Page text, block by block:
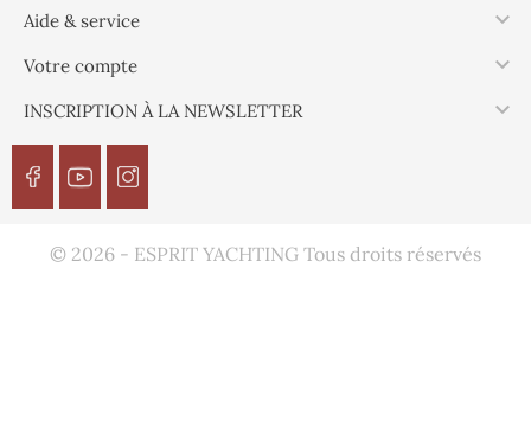
Aide & service 
Votre compte 
INSCRIPTION À LA NEWSLETTER 
© 2026 - ESPRIT YACHTING Tous droits réservés